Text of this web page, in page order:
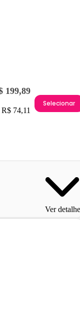
199,89
74,11
Selecionar
Ver